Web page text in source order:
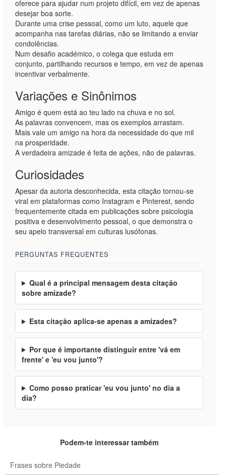
oferece para ajudar num projeto difícil, em vez de apenas
desejar boa sorte.
Durante uma crise pessoal, como um luto, aquele que
acompanha nas tarefas diárias, não se limitando a enviar
condolências.
Num desafio académico, o colega que estuda em
conjunto, partilhando recursos e tempo, em vez de apenas
incentivar verbalmente.
Variações e Sinônimos
Amigo é quem está ao teu lado na chuva e no sol.
As palavras convencem, mas os exemplos arrastam.
Mais vale um amigo na hora da necessidade do que mil
na prosperidade.
A verdadeira amizade é feita de ações, não de palavras.
Curiosidades
Apesar da autoria desconhecida, esta citação tornou-se
viral em plataformas como Instagram e Pinterest, sendo
frequentemente citada em publicações sobre psicologia
positiva e desenvolvimento pessoal, o que demonstra o
seu apelo transversal em culturas lusófonas.
PERGUNTAS FREQUENTES
Qual é a principal mensagem desta citação
sobre amizade?
Esta citação aplica-se apenas a amizades?
Por que é importante distinguir entre 'vá em
frente' e 'eu vou junto'?
Como posso praticar 'eu vou junto' no dia a
dia?
Podem-te interessar também
Frases sobre Piedade